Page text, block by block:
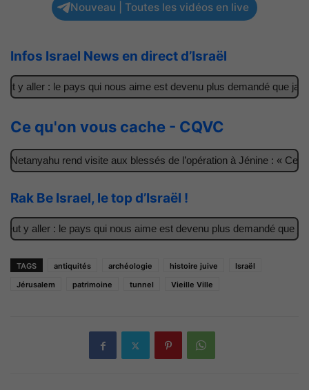
Nouveau | Toutes les vidéos en live
Infos Israel News en direct d’Israël
y aller : le pays qui nous aime est devenu plus demandé que jamais
Ce qu'on vous cache - CQVC
rend visite aux blessés de l’opération à Jénine : « Ces
Rak Be Israel, le top d’Israël !
y aller : le pays qui nous aime est devenu plus demandé que
TAGS antiquités archéologie histoire juive
Israël
Jérusalem
patrimoine tunnel Vieille Ville